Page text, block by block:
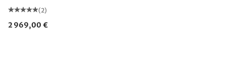
(2)
2 969,00 €